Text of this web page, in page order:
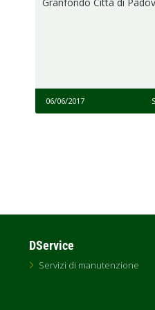
06/06/2017
DService
Servizi di manutenzione